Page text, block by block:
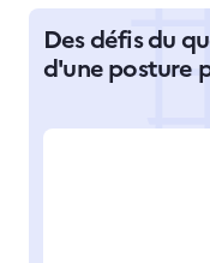
Des défis du
d'une posture